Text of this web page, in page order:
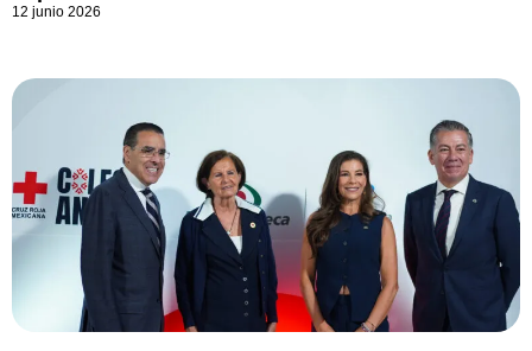
12 junio 2026